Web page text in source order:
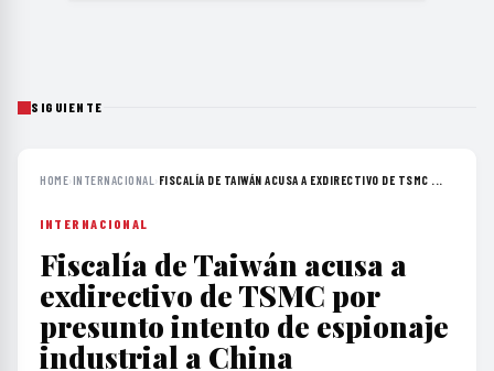
SIGUIENTE
HOME›INTERNACIONAL › FISCALÍA DE TAIWÁN ACUSA A EXDIRECTIVO DE TSMC ...
INTERNACIONAL
Fiscalía de Taiwán acusa a
exdirectivo de TSMC por
presunto intento de espionaje
industrial a China